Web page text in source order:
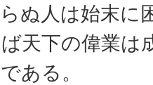
ぬ人は始末に
天下の偉業は
ある。